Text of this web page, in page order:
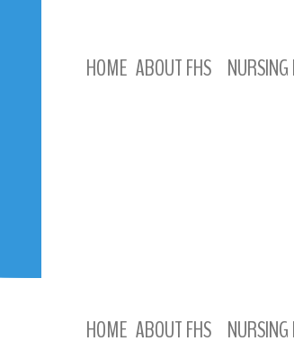
HOME ABOUT FHS
HOME ABOUT FHS